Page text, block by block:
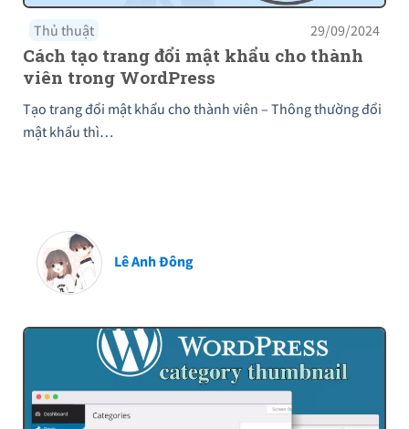
Thủ thuật 29/09/2024
Cách tạo trang đổi mật khẩu cho thành
viên trong WordPress
Tạo trang đổi mật khẩu cho thành viên – Thông thường đổi
mật khẩu thì…
Lê Anh Đông